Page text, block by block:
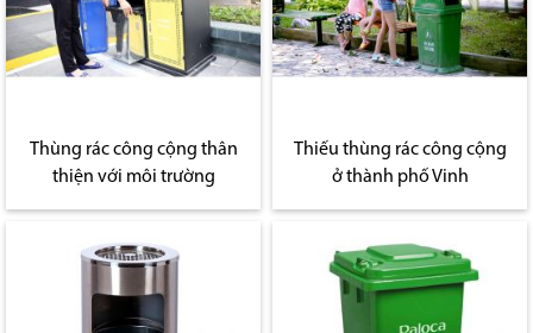
Thùng rác công cộng thân
thiện với môi trường
Thiếu thùng rác công cộng
ở thành phố Vinh